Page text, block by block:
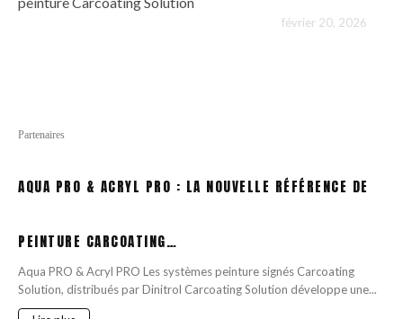
février 20, 2026
Partenaires
AQUA PRO & ACRYL PRO : LA NOUVELLE RÉFÉRENCE DE
PEINTURE CARCOATING…
Aqua PRO & Acryl PRO Les systèmes peinture signés Carcoating
Solution, distribués par Dinitrol Carcoating Solution développe une...